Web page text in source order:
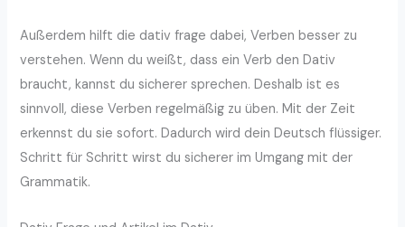
Außerdem hilft die dativ frage dabei, Verben besser zu
verstehen. Wenn du weißt, dass ein Verb den Dativ
braucht, kannst du sicherer sprechen. Deshalb ist es
sinnvoll, diese Verben regelmäßig zu üben. Mit der Zeit
erkennst du sie sofort. Dadurch wird dein Deutsch flüssiger.
Schritt für Schritt wirst du sicherer im Umgang mit der
Grammatik.